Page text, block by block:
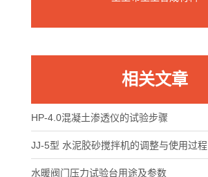
相关文章
HP-4.0混凝土渗透仪​的试验步骤
JJ-5型 水泥胶砂搅拌机的调整与使用过程
水暖阀门压力试验台用途及参数